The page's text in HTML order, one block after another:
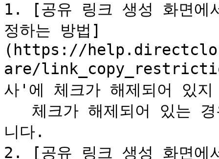
1. [공유 링크 생성 화면에
정하는 방법]
(https://
are/
사'에 체크가 해제되어 있
니다.
2. [공유 링크 생성 화면에